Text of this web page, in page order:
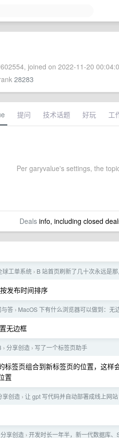
joined on 2022-11-20
28283
提问 技术话题 好玩 工
Per garyvalue's settings, the
Dealsinfo, including closed
球工单系统 › B 站首页刷新了几十次永远是那
发布时间排序
与答 › MacOS 下有什么浏览器可以做到：无
无边框
› 分享创造 › 写了一个标签页助手
标签页组合到新标签页的位置，这样
置
享创造 › 让 gpt 写代码并自动部署成线上网站
分享创造 › 开发时长一年半，新一代数据库